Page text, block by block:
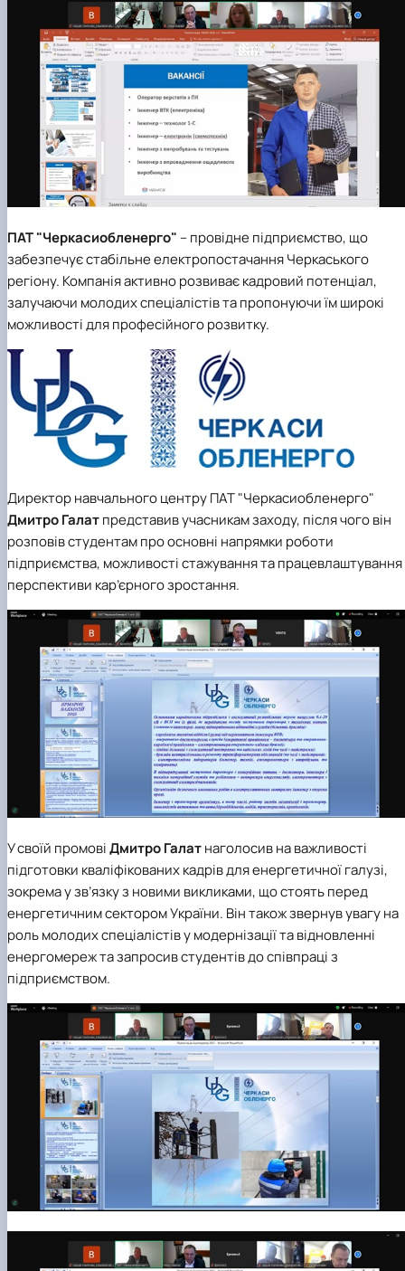
ПАТ "Черкасиобленерго" – провідне підприємство, що
забезпечує стабільне електропостачання Черкаського
регіону. Компанія активно розвиває кадровий потенціал,
залучаючи молодих спеціалістів та пропонуючи їм широкі
можливості для професійного розвитку.
Директор навчального центру ПАТ "Черкасиобленерго"
Дмитро Галатпредставив учасникам заходу, після чого він
розповів студентам про основні напрямки роботи
підприємства, можливості стажування та працевлаштування
перспективи кар’єрного зростання.
У своїй промовіДмитро Галатнаголосив на важливості
підготовки кваліфікованих кадрів для енергетичної галузі,
зокрема у зв’язку з новими викликами, що стоять перед
енергетичним сектором України. Він також звернув увагу на
роль молодих спеціалістів у модернізації та відновленні
енергомереж та запросив студентів до співпраці з
підприємством.